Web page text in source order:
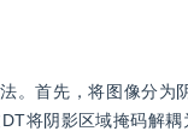
。首先，将图像分
将阴影区域掩码解